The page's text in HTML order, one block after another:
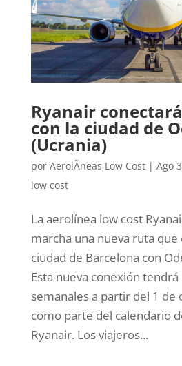
Ryanair
con la ciudad de
(Ucrania)
por AerolÃ­neas Low Cost| Ago
low cost
La aerolínea low cost
marcha una nueva ruta que
ciudad de Barcelona con
Esta nueva conexión tendrá
semanales a partir del 1 de
como parte del calendario
Ryanair. Los viajeros...